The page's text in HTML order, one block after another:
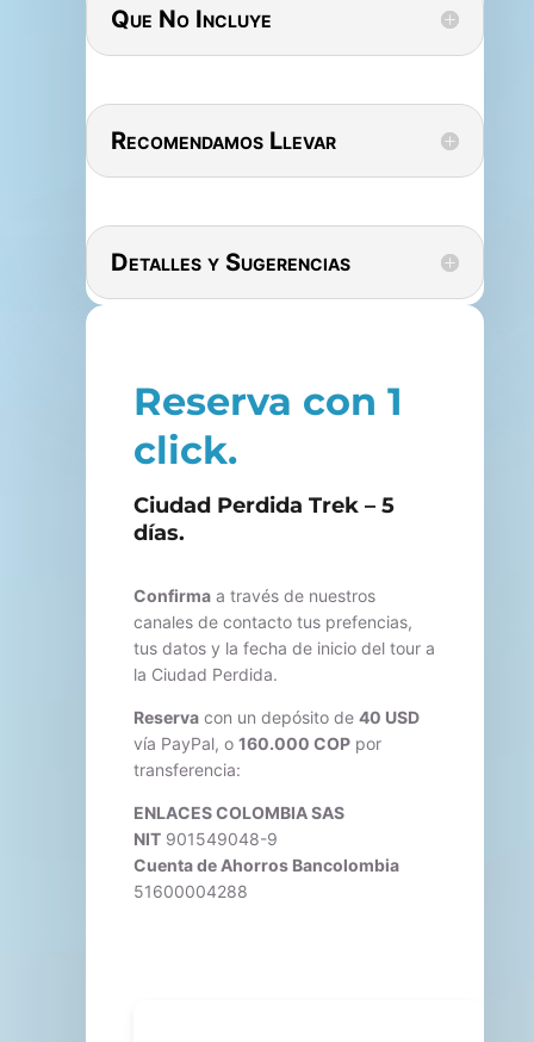
Que No Incluye
Recomendamos Llevar
Detalles y Sugerencias
Reserva con 1
click.
Ciudad Perdida Trek – 5
días.
Confirmaa través de nuestros
canales de contacto tus prefencias,
tus datos y la fecha de inicio del tour a
la Ciudad Perdida.
Reservacon un depósito de 40 USD
vía PayPal, o 160.000 COPpor
transferencia:
ENLACES COLOMBIA SAS
NIT901549048-9
Cuenta de Ahorros Bancolombia
51600004288